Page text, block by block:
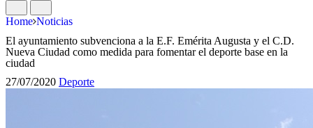
Home Noticias
El ayuntamiento subvenciona a la E.F. Emérita Augusta y el C.D.
Nueva Ciudad como medida para fomentar el deporte base en la
ciudad
27/07/2020 Deporte